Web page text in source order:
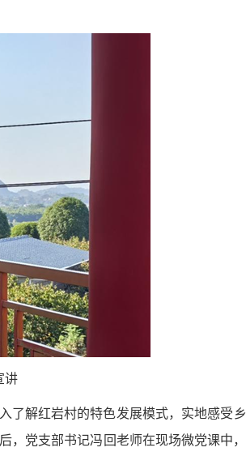
讲
了解红岩村的特色发展模式，实地感受乡
党支部书记冯回老师在现场微党课中，